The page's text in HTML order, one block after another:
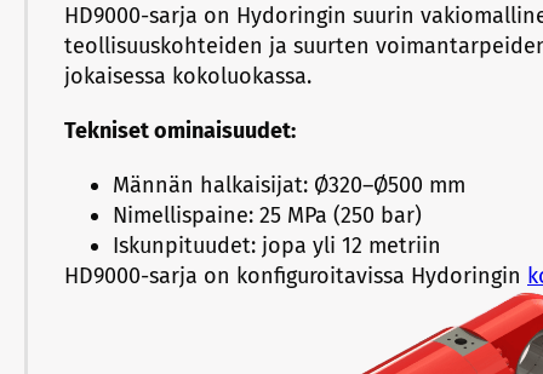
HD9000-sarja on Hydoringin suurin
teollisuuskohteiden ja suurten
jokaisessa kokoluokassa.
Tekniset ominaisuudet:
Männän halkaisijat: Ø320–Ø500 mm
Nimellispaine: 25 MPa (250 bar)
Iskunpituudet: jopa yli 12 metriin
HD9000-sarja on konfiguroitavissa Hydoringin